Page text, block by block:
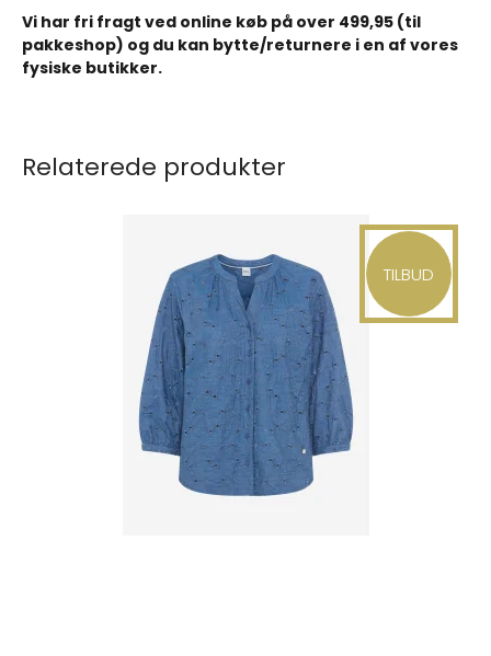
Vi har fri fragt ved online køb på over 499,95 (til
pakkeshop) og du kan bytte/returnere i en af vores
fysiske butikker.
Relaterede produkter
TILBUD